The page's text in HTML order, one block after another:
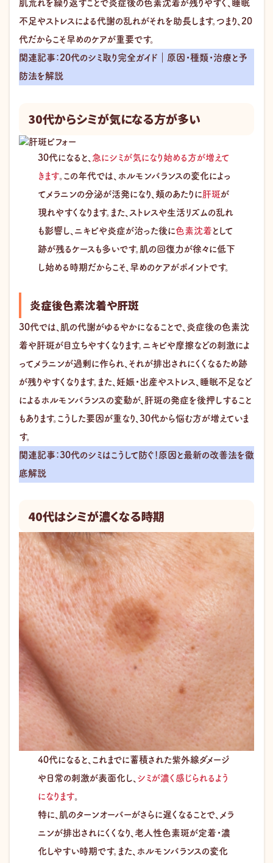
肌荒れを繰り返すことで炎症後の色素沈着が残りやすく、睡眠
不足やストレスによる代謝の乱れがそれを助長します。つまり、20
代だからこそ早めのケアが重要です。
関連記事：20代のシミ取り完全ガイド｜原因・種類・治療と予
防法を解説
30代からシミが気になる方が多い
30代になると、 急にシミが気になり始める方が増えて
きます。この年代では、ホルモンバランスの変化によっ
てメラニンの分泌が活発になり、頬のあたりに肝斑が
現れやすくなります。また、ストレスや生活リズムの乱れ
も影響し、ニキビや炎症が治った後に色素沈着 として
跡が残るケースも多いです。肌の回復力が徐々に低下
し始める時期だからこそ、早めのケアがポイントです。
炎症後色素沈着や肝斑
30代では、肌の代謝がゆるやかになることで、炎症後の色素沈
着や肝斑が目立ちやすくなります。ニキビや摩擦などの刺激によ
ってメラニンが過剰に作られ、それが排出されにくくなるため跡
が残りやすくなります。また、妊娠・出産やストレス、睡眠不足など
によるホルモンバランスの変動が、肝斑の発症を後押しすること
もあります。こうした要因が重なり、30代から悩む方が増えていま
す。
関連記事：30代のシミはこうして防ぐ！原因と最新の改善法を徹
底解説
40代はシミが濃くなる時期
40代になると、これまでに蓄積された紫外線ダメージ
や日常の刺激が表面化し、 シミが濃く感じられるよう
になります。
特に、肌のターンオーバーがさらに遅くなることで、メラ
ニンが排出されにくくなり、老人性色素斑が定着・濃
化しやすい時期です。また、ホルモンバランスの変化